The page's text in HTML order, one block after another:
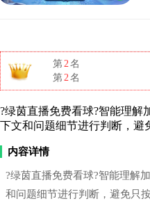
第2名
第2名
?绿茵直播免费看球?智能理解
下文和问题细节进行判断，避
内容详情
?绿茵直播免费看球?智能理解
和问题细节进行判断，避免只